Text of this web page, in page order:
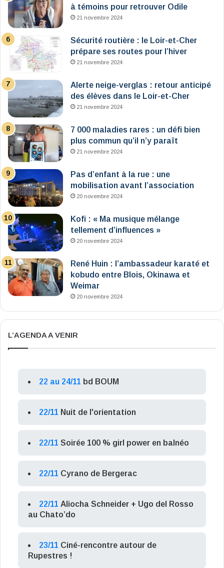
à témoins pour retrouver Odile
21 novembre 2024
Sécurité routière : le Loir-et-Cher
prépare ses routes pour l’hiver
21 novembre 2024
Alerte neige-verglas : retour anticipé
des élèves dans le Loir-et-Cher
21 novembre 2024
7 000 maladies rares : un défi bien
plus commun qu’il n’y paraît
21 novembre 2024
Pas d’enfant à la rue : une
mobilisation avant l’association
20 novembre 2024
Kofi : « Ma musique mélange
tellement d’influences »
20 novembre 2024
René Huin : l’ambassadeur karaté et
kobudo entre Blois, Okinawa et
Weimar
20 novembre 2024
L’AGENDA A VENIR
22 au 24/11 bd BOUM
22/11 Nuit de l'orientation
22/11 Soirée 100 % girl power en balnéo
22/11 Cyrano de Bergerac
22/11 Aliocha Schneider + Ugo del Rosso
au Chato’do
23/11 Ciné-rencontre autour de
Rupestres !